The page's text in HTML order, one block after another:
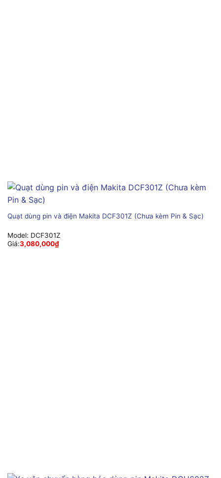
Quạt dùng pin và điện Makita DCF301Z (Chưa kèm Pin & Sạc)
Model: DCF301Z
Giá:3,080,000₫